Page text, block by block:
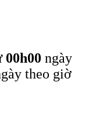
00h00 ngày
theo giờ